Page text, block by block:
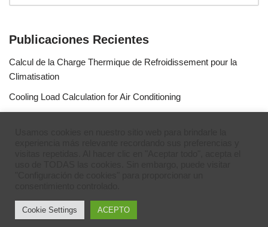
Publicaciones Recientes
Calcul de la Charge Thermique de Refroidissement pour la
Climatisation
Cooling Load Calculation for Air Conditioning
Cookie Settings ACEPTO